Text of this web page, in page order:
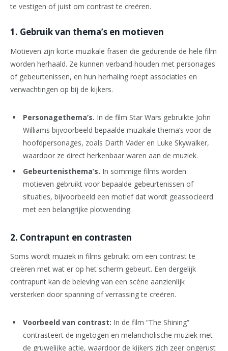
te vestigen of juist om contrast te creëren.
1. Gebruik van thema’s en motieven
Motieven zijn korte muzikale frasen die gedurende de hele film
worden herhaald. Ze kunnen verband houden met personages
of gebeurtenissen, en hun herhaling roept associaties en
verwachtingen op bij de kijkers.
Personagethema’s. In de film Star Wars gebruikte John
Williams bijvoorbeeld bepaalde muzikale thema’s voor de
hoofdpersonages, zoals Darth Vader en Luke Skywalker,
waardoor ze direct herkenbaar waren aan de muziek.
Gebeurtenisthema’s. In sommige films worden
motieven gebruikt voor bepaalde gebeurtenissen of
situaties, bijvoorbeeld een motief dat wordt geassocieerd
met een belangrijke plotwending.
2. Contrapunt en contrasten
Soms wordt muziek in films gebruikt om een contrast te
creëren met wat er op het scherm gebeurt. Een dergelijk
contrapunt kan de beleving van een scène aanzienlijk
versterken door spanning of verrassing te creëren.
Voorbeeld van contrast: In de film “The Shining”
contrasteert de ingetogen en melancholische muziek met
de gruwelijke actie, waardoor de kijkers zich zeer ongerust